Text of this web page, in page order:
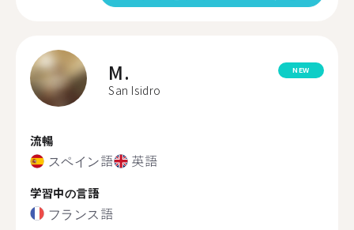
M.
San Isidro
NEW
流暢
スペイン語 英語
学習中の言語
フランス語